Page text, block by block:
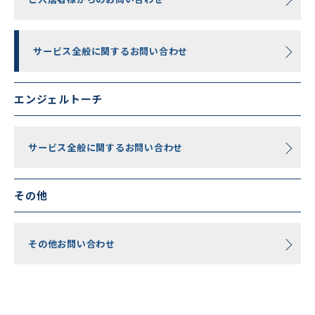
サービス全般に関するお問い合わせ
エンジェルトーチ
サービス全般に関するお問い合わせ
その他
その他お問い合わせ